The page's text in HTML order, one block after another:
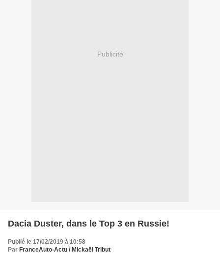
Publicité
Dacia Duster, dans le Top 3 en Russie!
Publié le 17/02/2019 à 10:58
Par FranceAuto-Actu / Mickaël Tribut